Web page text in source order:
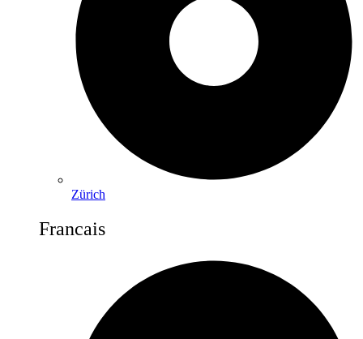
Zürich
Francais